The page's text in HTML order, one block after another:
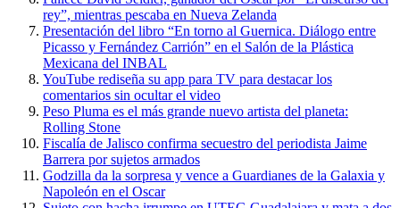
rey”, mientras pescaba en Nueva Zelanda
Presentación del libro “En torno al Guernica. Diálogo entre
Picasso y Fernández Carrión” en el Salón de la Plástica
Mexicana del INBAL
YouTube rediseña su app para TV para destacar los
comentarios sin ocultar el video
Peso Pluma es el más grande nuevo artista del planeta:
Rolling Stone
Fiscalía de Jalisco confirma secuestro del periodista Jaime
Barrera por sujetos armados
Godzilla da la sorpresa y vence a Guardianes de la Galaxia y
Napoleón en el Oscar